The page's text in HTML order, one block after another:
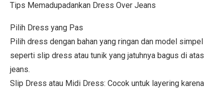
Tips Memadupadankan Dress Over Jeans
Pilih Dress yang Pas
Pilih dress dengan bahan yang ringan dan model simpel
seperti slip dress atau tunik yang jatuhnya bagus di atas
jeans.
Slip Dress atau Midi Dress: Cocok untuk layering karena